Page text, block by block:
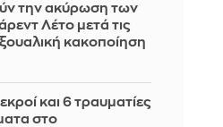
την ακύρωση των
Λέτο μετά τις
κακοποίηση
και 6 τραυματίες
στο